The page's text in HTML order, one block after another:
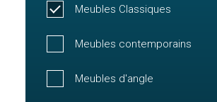
Meubles Classiques
Meubles contemporains
Meubles d'angle